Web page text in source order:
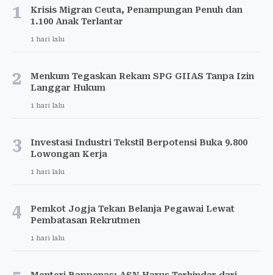
1
Krisis Migran Ceuta, Penampungan Penuh dan
1.100 Anak Terlantar
1 hari lalu
2
Menkum Tegaskan Rekam SPG GIIAS Tanpa Izin
Langgar Hukum
1 hari lalu
3
Investasi Industri Tekstil Berpotensi Buka 9.800
Lowongan Kerja
1 hari lalu
4
Pemkot Jogja Tekan Belanja Pegawai Lewat
Pembatasan Rekrutmen
1 hari lalu